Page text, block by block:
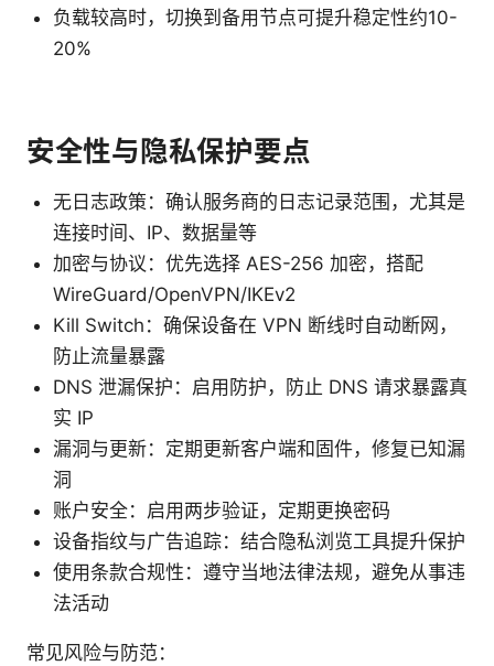
负载较高时，切换到备用节点可提升稳定性约10-
20%
安全性与隐私保护要点
无日志政策：确认服务商的日志记录范围，尤其是
连接时间、IP、数据量等
加密与协议：优先选择 AES-256 加密，搭配
WireGuard/OpenVPN/IKEv2
Kill Switch：确保设备在 VPN 断线时自动断网，
防止流量暴露
DNS 泄漏保护：启用防护，防止 DNS 请求暴露真
实 IP
漏洞与更新：定期更新客户端和固件，修复已知漏
洞
账户安全：启用两步验证，定期更换密码
设备指纹与广告追踪：结合隐私浏览工具提升保护
使用条款合规性：遵守当地法律法规，避免从事违
法活动
常见风险与防范：